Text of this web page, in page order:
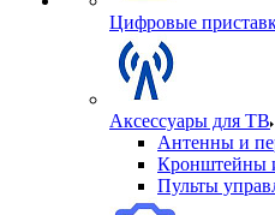
Цифровые
Аксессуары для ТВ
Антенны и
Кронштейны
Пульты